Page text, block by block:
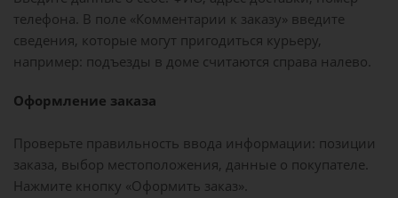
телефона. В поле «Комментарии к заказу» введите
сведения, которые могут пригодиться курьеру,
например: подъезды в доме считаются справа налево.
Оформление заказа
Проверьте правильность ввода информации: позиции
заказа, выбор местоположения, данные о покупателе.
Нажмите кнопку «Оформить заказ».